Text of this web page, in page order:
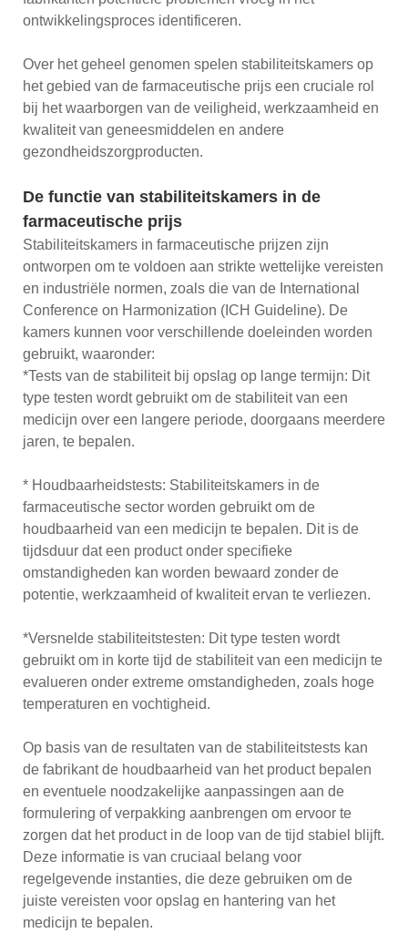
ontwikkelingsproces identificeren.
Over het geheel genomen spelen stabiliteitskamers op
het gebied van de farmaceutische prijs een cruciale rol
bij het waarborgen van de veiligheid, werkzaamheid en
kwaliteit van geneesmiddelen en andere
gezondheidszorgproducten.
De functie van stabiliteitskamers in de
farmaceutische prijs
Stabiliteitskamers in farmaceutische prijzen zijn
ontworpen om te voldoen aan strikte wettelijke vereisten
en industriële normen, zoals die van de International
Conference on Harmonization (ICH Guideline). De
kamers kunnen voor verschillende doeleinden worden
gebruikt, waaronder:
*Tests van de stabiliteit bij opslag op lange termijn: Dit
type testen wordt gebruikt om de stabiliteit van een
medicijn over een langere periode, doorgaans meerdere
jaren, te bepalen.
* Houdbaarheidstests: Stabiliteitskamers in de
farmaceutische sector worden gebruikt om de
houdbaarheid van een medicijn te bepalen. Dit is de
tijdsduur dat een product onder specifieke
omstandigheden kan worden bewaard zonder de
potentie, werkzaamheid of kwaliteit ervan te verliezen.
*Versnelde stabiliteitstesten: Dit type testen wordt
gebruikt om in korte tijd de stabiliteit van een medicijn te
evalueren onder extreme omstandigheden, zoals hoge
temperaturen en vochtigheid.
Op basis van de resultaten van de stabiliteitstests kan
de fabrikant de houdbaarheid van het product bepalen
en eventuele noodzakelijke aanpassingen aan de
formulering of verpakking aanbrengen om ervoor te
zorgen dat het product in de loop van de tijd stabiel blijft.
Deze informatie is van cruciaal belang voor
regelgevende instanties, die deze gebruiken om de
juiste vereisten voor opslag en hantering van het
medicijn te bepalen.